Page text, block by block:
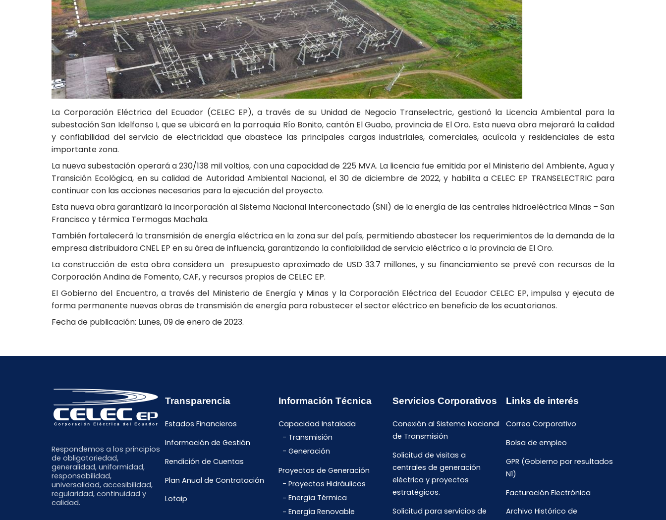
La Corporación Eléctrica del Ecuador (CELEC EP), a través de su Unidad de Negocio Transelectric, gestionó la Licencia Ambiental para la
subestación San Idelfonso I, que se ubicará en la parroquia Río Bonito, cantón El Guabo, provincia de El Oro. Esta nueva obra mejorará la calidad
y confiabilidad del servicio de electricidad que abastece las principales cargas industriales, comerciales, acuícola y residenciales de esta
importante zona.
La nueva subestación operará a 230/138 mil voltios, con una capacidad de 225 MVA. La licencia fue emitida por el Ministerio del Ambiente, Agua y
Transición Ecológica, en su calidad de Autoridad Ambiental Nacional, el 30 de diciembre de 2022, y habilita a CELEC EP TRANSELECTRIC para
continuar con las acciones necesarias para la ejecución del proyecto.
Esta nueva obra garantizará la incorporación al Sistema Nacional Interconectado (SNI) de la energía de las centrales hidroeléctrica Minas – San
Francisco y térmica Termogas Machala.
También fortalecerá la transmisión de energía eléctrica en la zona sur del país, permitiendo abastecer los requerimientos de la demanda de la
empresa distribuidora CNEL EP en su área de influencia, garantizando la confiabilidad de servicio eléctrico a la provincia de El Oro.
La construcción de esta obra considera un presupuesto aproximado de USD 33.7 millones, y su financiamiento se prevé con recursos de la
Corporación Andina de Fomento, CAF, y recursos propios de CELEC EP.
El Gobierno del Encuentro, a través del Ministerio de Energía y Minas y la Corporación Eléctrica del Ecuador CELEC EP, impulsa y ejecuta de
forma permanente nuevas obras de transmisión de energía para robustecer el sector eléctrico en beneficio de los ecuatorianos.
Fecha de publicación: Lunes, 09 de enero de 2023.
Respondemos a los principios
de obligatoriedad,
generalidad, uniformidad,
responsabilidad,
universalidad, accesibilidad,
regularidad, continuidad y
calidad.
Transparencia
Estados Financieros
Información de Gestión
Rendición de Cuentas
Plan Anual de Contratación
Lotaip
Información Técnica
Capacidad Instalada
Transmisión
Generación
Proyectos de Generación
Proyectos Hidráulicos
Energía Térmica
Energía Renovable
Servicios Corporativos
Conexión al Sistema Nacional
de Transmisión
Solicitud de visitas a
centrales de generación
eléctrica y proyectos
estratégicos.
Solicitud para servicios de
Links de interés
Correo Corporativo
Bolsa de empleo
GPR (Gobierno por resultados
N1)
Facturación Electrónica
Archivo Histórico de